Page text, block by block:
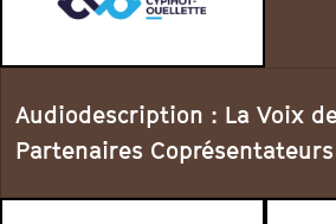
Audiodescription : La Voix
Partenaires Coprésentateurs